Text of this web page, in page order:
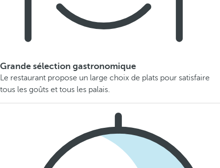
Grande sélection gastronomique
Le restaurant propose un large choix de plats pour satisfaire
tous les goûts et tous les palais.